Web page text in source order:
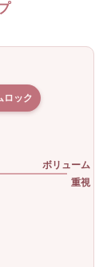
ボリューム
重視
ロック